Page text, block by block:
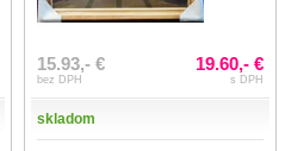
15.93,- €
bez DPH
19.60,- €
s DPH
skladom